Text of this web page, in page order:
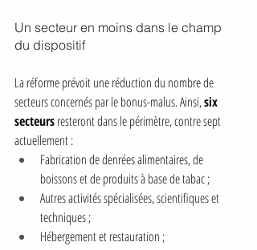
Un secteur en moins dans le champ
du dispositif
La réforme prévoit une réduction du nombre de
secteurs concernés par le bonus-malus. Ainsi, six
secteurs resteront dans le périmètre, contre sept
actuellement :
Fabrication de denrées alimentaires, de
boissons et de produits à base de tabac ;
Autres activités spécialisées, scientifiques et
techniques ;
Hébergement et restauration ;